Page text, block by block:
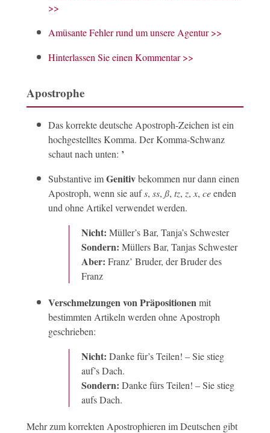
>>
Amüsante Fehler rund um unsere Agentur >>
Hinterlassen Sie einen Kommentar >>
Apostrophe
Das korrekte deutsche Apostroph-Zeichen ist ein
hochgestelltes Komma. Der Komma-Schwanz
schaut nach unten: ’
Substantive imGenitivbekommen nur dann einen
Apostroph, wenn sie aufs, ss, ß, tz, z, x, ceenden
und ohne Artikel verwendet werden.
Nicht: Müller’s Bar, Tanja’s Schwester
Sondern: Müllers Bar, Tanjas Schwester
Aber: Franz’ Bruder, der Bruder des
Franz
Verschmelzungen von Präpositionen mit
bestimmten Artikeln werden ohne Apostroph
geschrieben:
Nicht: Danke für’s Teilen! – Sie stieg
auf’s Dach.
Sondern: Danke fürs Teilen! – Sie stieg
aufs Dach.
Mehr zum korrekten Apostrophieren im Deutschen gibt